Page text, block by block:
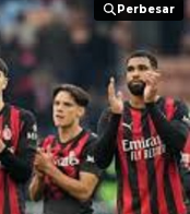
Perbesar
Perbesar